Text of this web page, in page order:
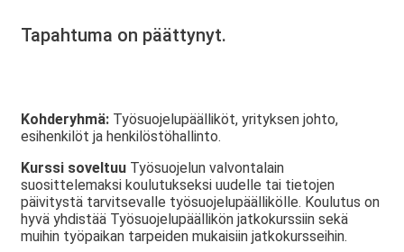
Tapahtuma on päättynyt.
Kohderyhmä: Työsuojelupäälliköt, yrityksen johto,
esihenkilöt ja henkilöstöhallinto.
Kurssi soveltuu Työsuojelun valvontalain
suosittelemaksi koulutukseksi uudelle tai tietojen
päivitystä tarvitsevalle työsuojelupäällikölle. Koulutus on
hyvä yhdistää Työsuojelupäällikön jatkokurssiin sekä
muihin työpaikan tarpeiden mukaisiin jatkokursseihin.